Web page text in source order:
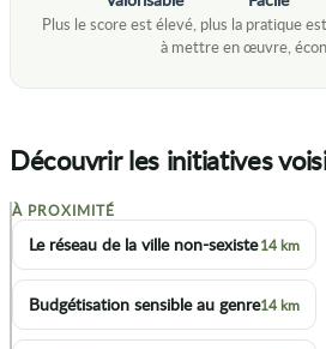
Découvrir les initiatives
+
−
À PROXIMITÉ
Le réseau de la ville non-sexiste14 km
Budgétisation sensible au genre14 km